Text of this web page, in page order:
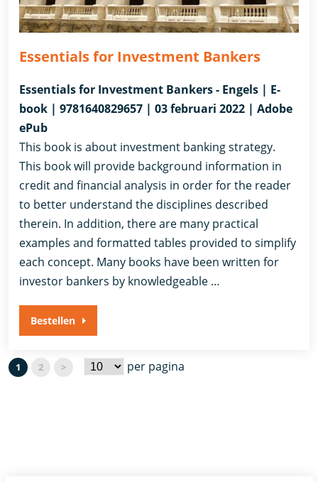
Essentials for Investment Bankers
Essentials for Investment Bankers - Engels | E-
book | 9781640829657 | 03 februari 2022 | Adobe
ePub
This book is about investment banking strategy.
This book will provide background information in
credit and financial analysis in order for the reader
to better understand the disciplines described
therein. In addition, there are many practical
examples and formatted tables provided to simplify
each concept. Many books have been written for
investor bankers by knowledgeable …
Bestellen
1 2 > per pagina